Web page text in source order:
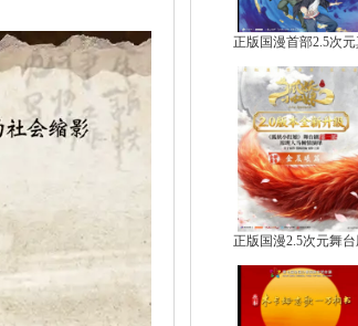
正版国漫首部2.5次元
正版国漫2.5次元舞台